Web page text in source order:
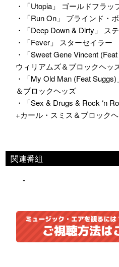
・「Utopia」 ゴールドフラッ
・「Run On」 ブラインド・
・「Deep Down & Dirty」 ス
・「Fever」 スターセイラー
・「Sweet Gene Vincent
ウィリアムズ＆ブロックヘッ
・「My Old Man (Feat
＆ブロックヘッズ
・「Sex & Drugs & Rock ‘n
+カール・スミス＆ブロック
関連番組
-